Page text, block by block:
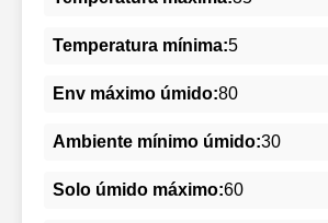
Temperatura mínima:5
Env máximo úmido:80
Ambiente mínimo úmido:30
Solo úmido máximo:60